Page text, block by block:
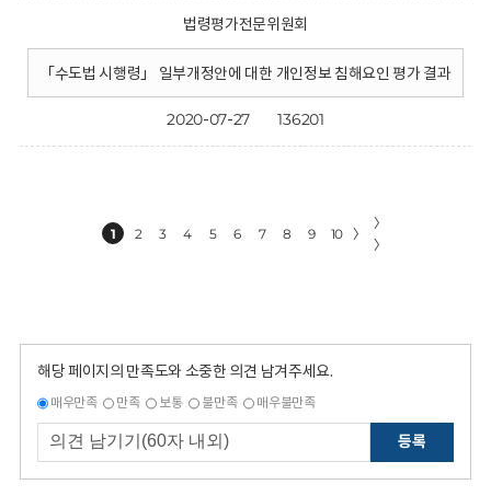
법령평가전문위원회
「수도법 시행령」 일부개정안에 대한 개인정보 침해요인 평가 결과
2020-07-27 136201
1 2 3 4 5 6 7 8 9 10 〉
〉
〉
해당 페이지의 만족도와 소중한 의견 남겨주세요.
매우만족 만족 보통 불만족 매우불만족
등록